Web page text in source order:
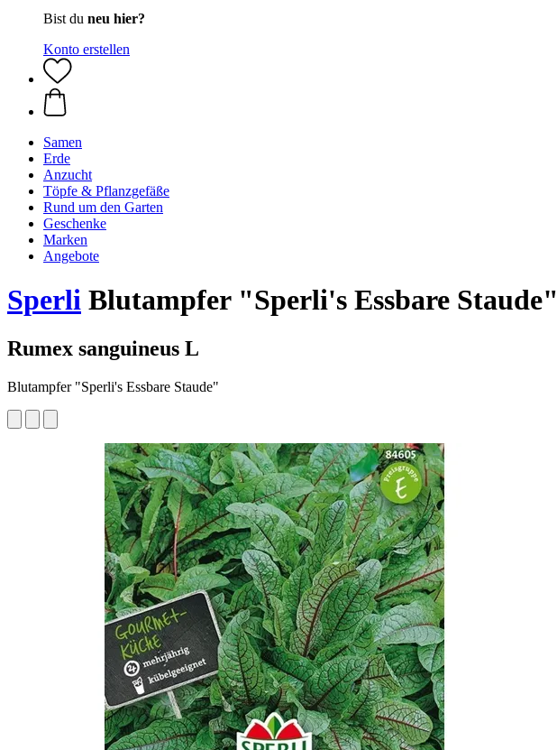
Bist du neu hier?
Konto erstellen
Samen
Erde
Anzucht
Töpfe & Pflanzgefäße
Rund um den Garten
Geschenke
Marken
Angebote
Sperli Blutampfer "Sperli's Essbare Staude"
Rumex sanguineus L
Blutampfer "Sperli's Essbare Staude"